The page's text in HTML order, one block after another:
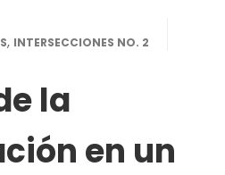
, INTERSECCIONES NO. 2
la
en un